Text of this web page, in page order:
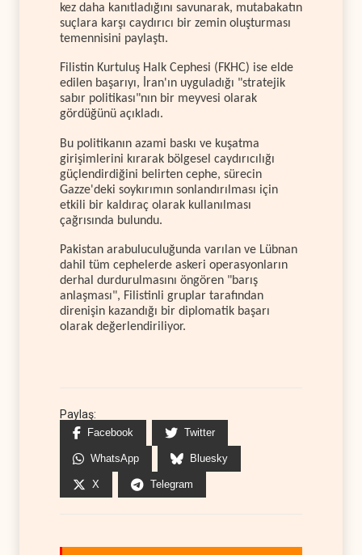
kez daha kanıtladığını savunarak, mutabakatın
suçlara karşı caydırıcı bir zemin oluşturması
temennisini paylaştı.
Filistin Kurtuluş Halk Cephesi (FKHC) ise elde
edilen başarıyı, İran'ın uyguladığı "stratejik
sabır politikası"nın bir meyvesi olarak
gördüğünü açıkladı.
Bu politikanın azami baskı ve kuşatma
girişimlerini kırarak bölgesel caydırıcılığı
güçlendirdiğini belirten cephe, sürecin
Gazze'deki soykırımın sonlandırılması için
etkili bir kaldıraç olarak kullanılması
çağrısında bulundu.
Pakistan arabuluculuğunda varılan ve Lübnan
dahil tüm cephelerde askeri operasyonların
derhal durdurulmasını öngören "barış
anlaşması", Filistinli gruplar tarafından
direnişin kazandığı bir diplomatik başarı
olarak değerlendiriliyor.
Paylaş:
Facebook Twitter
WhatsApp Bluesky
X Telegram